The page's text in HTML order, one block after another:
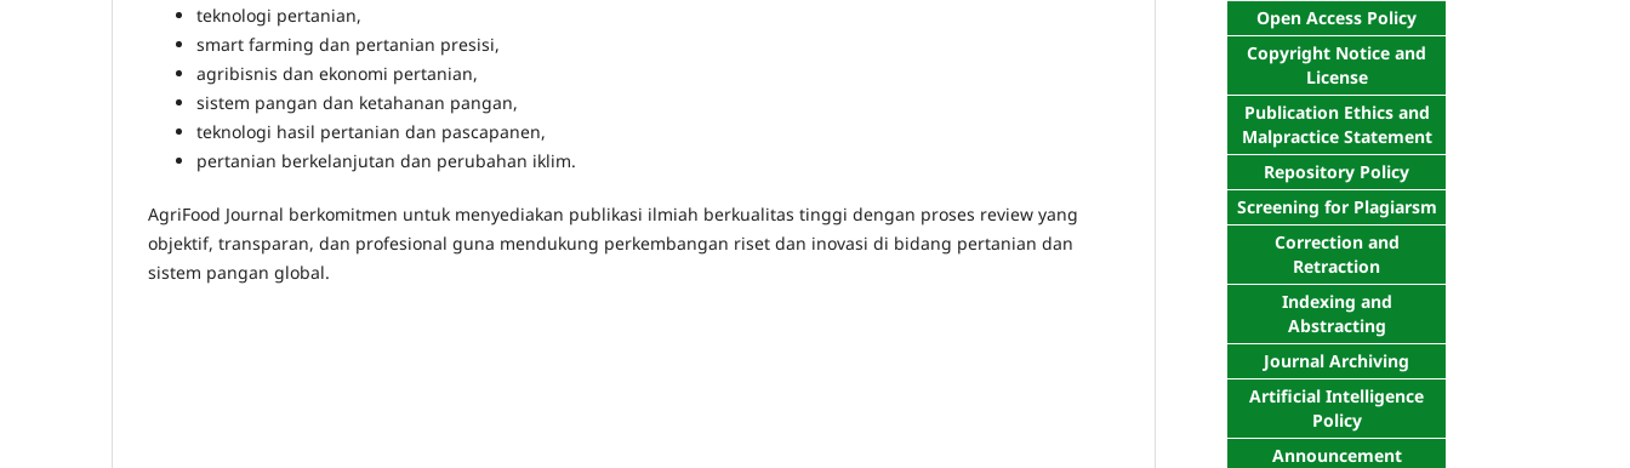
teknologi pertanian,
smart farming dan pertanian presisi,
agribisnis dan ekonomi pertanian,
sistem pangan dan ketahanan pangan,
teknologi hasil pertanian dan pascapanen,
pertanian berkelanjutan dan perubahan iklim.
AgriFood Journal berkomitmen untuk menyediakan publikasi ilmiah berkualitas tinggi dengan proses review yang
objektif, transparan, dan profesional guna mendukung perkembangan riset dan inovasi di bidang pertanian dan
sistem pangan global.
Open Access Policy
Copyright Notice and
License
Publication Ethics and
Malpractice Statement
Repository Policy
Screening for Plagiarsm
Correction and
Retraction
Indexing and
Abstracting
Journal Archiving
Artificial Intelligence
Policy
Announcement